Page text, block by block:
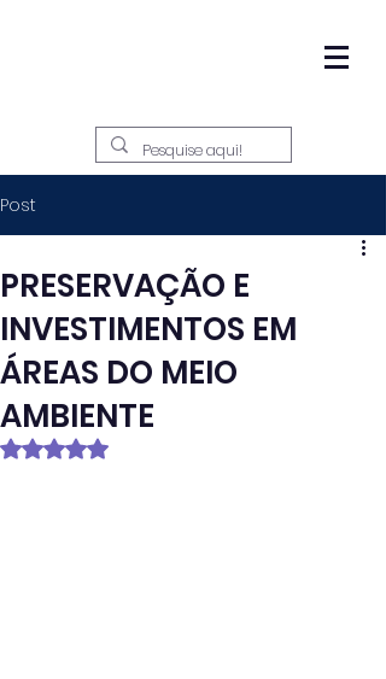
Post
PRESERVAÇÃO E
INVESTIMENTOS EM
ÁREAS DO MEIO
AMBIENTE
Avaliado com NaN de 5 estrelas.